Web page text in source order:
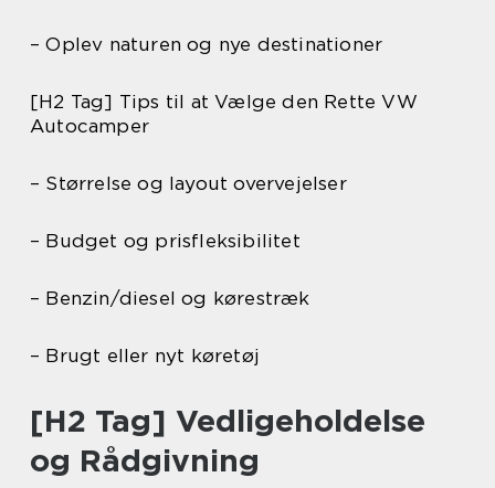
– Oplev naturen og nye destinationer
[H2 Tag] Tips til at Vælge den Rette VW
Autocamper
– Størrelse og layout overvejelser
– Budget og prisfleksibilitet
– Benzin/diesel og kørestræk
– Brugt eller nyt køretøj
[H2 Tag] Vedligeholdelse
og Rådgivning